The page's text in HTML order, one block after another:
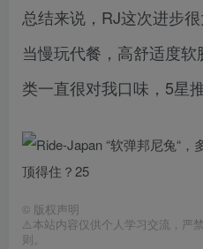
总结来说，RJ这次进步
当慢玩代餐，高舒适度
类一直很对我口味，5星
© 版权声明
⚠️本站内容仅供个人学习交流，严
则。